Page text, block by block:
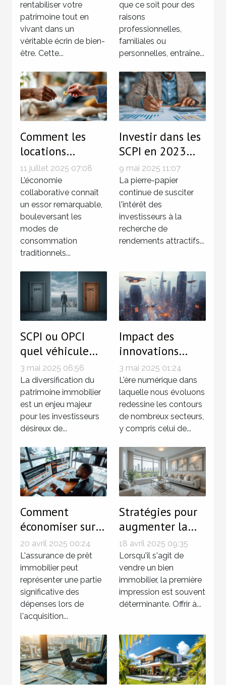
Mondorf-les-
Bains
rentabiliser votre
patrimoine tout en
vivant dans un
véritable écrin de bien-
être. Cette...
résidence ?
que ce soit pour des
raisons
professionnelles,
familiales ou
personnelles, entraîne...
Comment les
locations
directes entre
particuliers
facilitent les
économies ?
11 juillet 2025 07:08
L’économie
collaborative connaît
un essor remarquable,
bouleversant les
modes de
consommation
traditionnels...
Investir dans les
SCPI en 2023
perspectives et
conseils pour
maximiser vos
rendements
9 mai 2025 11:07
La pierre-papier
continue de susciter
l'intérêt des
investisseurs à la
recherche de
rendements attractifs...
SCPI ou OPCI
quel véhicule
d'investissement
choisir pour
diversifier son
patrimoine
immobilier
3 mai 2025 06:56
La diversification du
patrimoine immobilier
est un enjeu majeur
pour les investisseurs
désireux de...
Impact des
innovations
technologiques
sur le marché
immobilier
3 mai 2025 01:24
L'ère numérique dans
laquelle nous évoluons
redessine les contours
de nombreux secteurs,
y compris celui de...
Comment
économiser sur
votre assurance
de prêt
immobilier grâce
à un
comparateur
20 avril 2025 00:24
L'assurance de prêt
immobilier peut
représenter une partie
significative des
dépenses lors de
l'acquisition...
Stratégies pour
augmenter la
valeur de votre
bien avant la
vente
18 avril 2025 09:35
Lorsqu'il s'agit de
vendre un bien
immobilier, la première
impression est souvent
déterminante. Offrir à...